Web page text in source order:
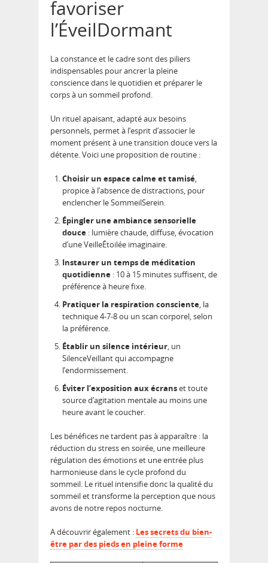
favoriser
l’ÉveilDormant
La constance et le cadre sont des piliers
indispensables pour ancrer la pleine
conscience dans le quotidien et préparer le
corps à un sommeil profond.
Un rituel apaisant, adapté aux besoins
personnels, permet à l’esprit d’associer le
moment présent à une transition douce vers la
détente. Voici une proposition de routine :
Choisir un espace calme et tamisé,
propice à l’absence de distractions, pour
enclencher le SommeilSerein.
Épingler une ambiance sensorielle
douce : lumière chaude, diffuse, évocation
d’une VeilleÉtoilée imaginaire.
Instaurer un temps de méditation
quotidienne : 10 à 15 minutes suffisent, de
préférence à heure fixe.
Pratiquer la respiration consciente, la
technique 4-7-8 ou un scan corporel, selon
la préférence.
Établir un silence intérieur, un
SilenceVeillant qui accompagne
l’endormissement.
Éviter l’exposition aux écranset toute
source d’agitation mentale au moins une
heure avant le coucher.
Les bénéfices ne tardent pas à apparaître : la
réduction du stress en soirée, une meilleure
régulation des émotions et une entrée plus
harmonieuse dans le cycle profond du
sommeil. Le rituel intensifie donc la qualité du
sommeil et transforme la perception que nous
avons de notre repos nocturne.
A découvrir également : Les secrets du bien-
être par des pieds en pleine forme